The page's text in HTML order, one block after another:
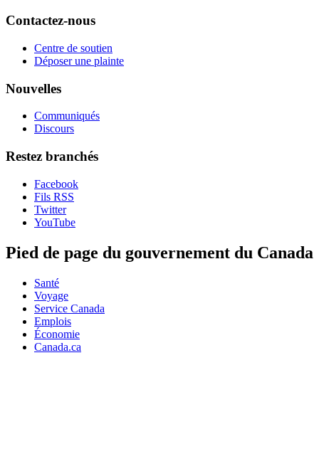
Contactez-nous
Centre de soutien
Déposer une plainte
Nouvelles
Communiqués
Discours
Restez branchés
Facebook
Fils RSS
Twitter
YouTube
Pied de page du gouvernement du Canada
Santé
Voyage
Service Canada
Emplois
Économie
Canada.ca